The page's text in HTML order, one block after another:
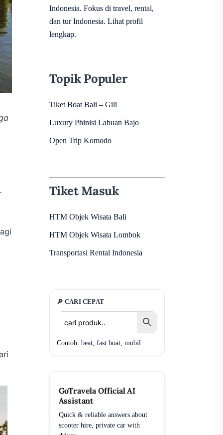
Indonesia. Fokus di travel, rental,
dan tur Indonesia. Lihat profil
lengkap.
Topik Populer
Tiket Boat Bali – Gili
Luxury Phinisi Labuan Bajo
Open Trip Komodo
Tiket Masuk
HTM Objek Wisata Bali
HTM Objek Wisata Lombok
Transportasi Rental Indonesia
🔎 CARI CEPAT
Contoh: beat, fast boat, mobil
GoTravela Official AI
Assistant
Quick & reliable answers about
scooter hire, private car with